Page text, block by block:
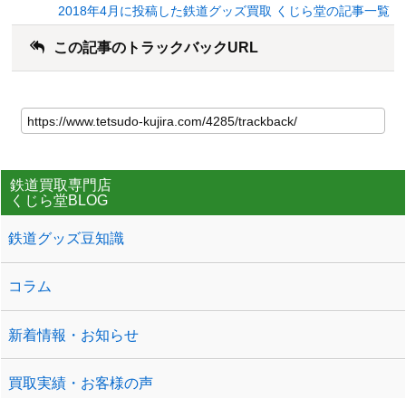
2018年4月に投稿した鉄道グッズ買取 くじら堂の記事一覧
この記事のトラックバックURL
鉄道買取専門店
くじら堂BLOG
鉄道グッズ豆知識
コラム
新着情報・お知らせ
買取実績・お客様の声